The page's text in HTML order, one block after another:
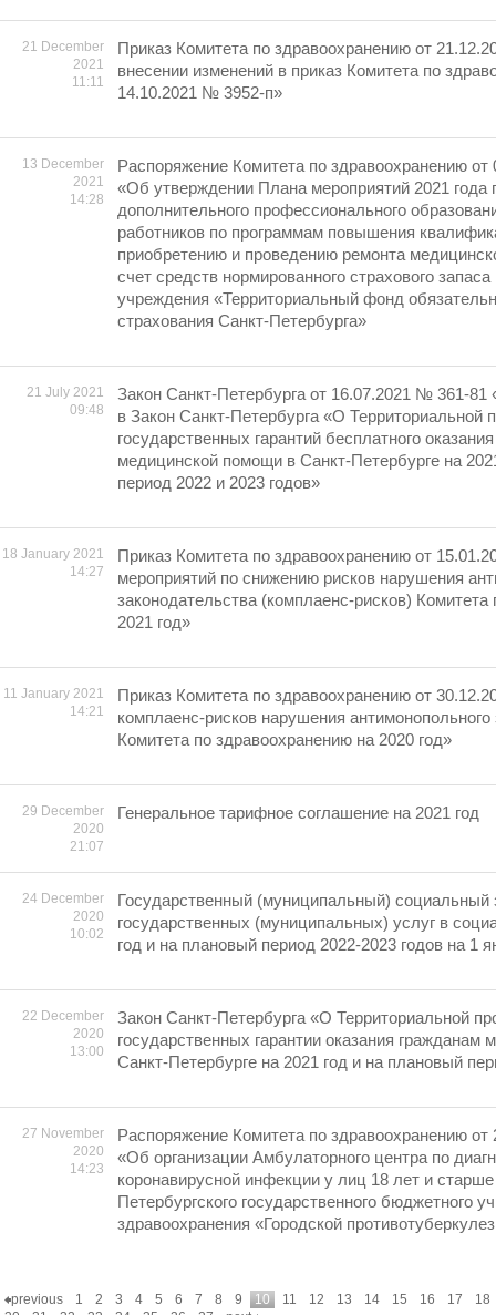
21 December
2021
11:11
Приказ Комитета по здравоохранению от
внесении изменений в приказ Комитета по
14.10.2021 № 3952-п»
13 December
2021
14:28
Распоряжение Комитета по здравоохранению
«Об утверждении Плана мероприятий 2021 года
дополнительного профессионального
работников по программам повышения
приобретению и проведению ремонта
счет средств нормированного страхового запаса
учреждения «Территориальный фонд
страхования Санкт-Петербурга»
21 July 2021
09:48
Закон Санкт-Петербурга от 16.07.2021 № 361-81
в Закон Санкт-Петербурга «О Территориальной
государственных гарантий бесплатного
медицинской помощи в Санкт-Петербурге на
период 2022 и 2023 годов»
18 January 2021
14:27
Приказ Комитета по здравоохранению от
мероприятий по снижению рисков нарушения
законодательства (комплаенс-рисков)
2021 год»
11 January 2021
14:21
Приказ Комитета по здравоохранению от
комплаенс-рисков нарушения антимонопольного
Комитета по здравоохранению на 2020 год»
29 December
2020
21:07
Генеральное тарифное соглашение на 2021 год
24 December
2020
10:02
Государственный (муниципальный) социальный
государственных (муниципальных) услуг в
год и на плановый период 2022-2023 годов на 1
22 December
2020
13:00
Закон Санкт-Петербурга «О Территориальной
государственных гарантии оказания
Санкт-Петербурге на 2021 год и на плановый
27 November
2020
14:23
Распоряжение Комитета по здравоохранению
«Об организации Амбулаторного центра по
коронавирусной инфекции у лиц 18 лет и
Петербургского государственного бюджетного
здравоохранения «Городской
previous 1 2 3 4 5 6 7 8 9 10 11 12 13 14 15 16 17
18